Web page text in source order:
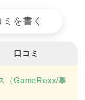
ミを書く
口コミ
（GameRexx/事